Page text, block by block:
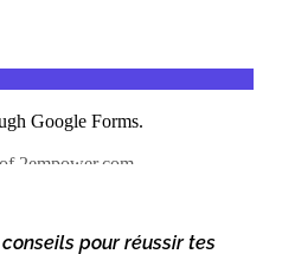
conseils pour réussir tes